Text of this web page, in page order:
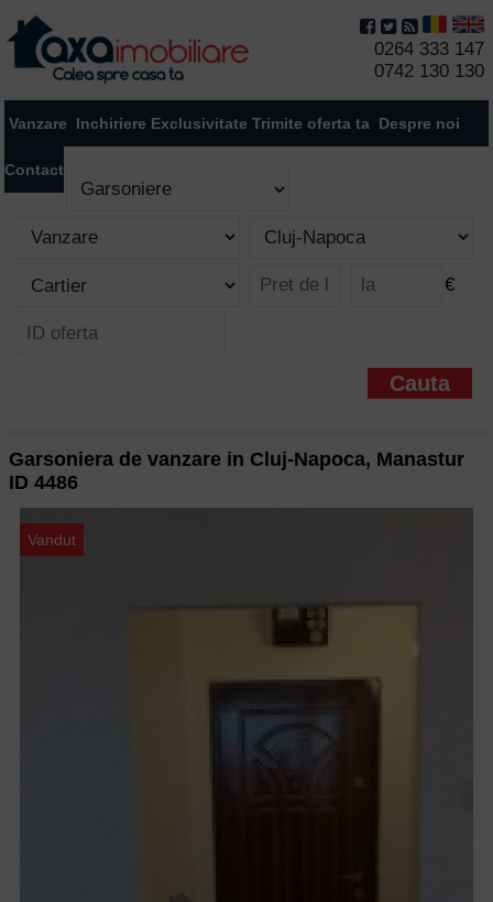
0264 333 147
0742 130 130
Vanzare Inchiriere Exclusivitate Trimite oferta ta Despre noi
Contact
€
Garsoniera de vanzare in Cluj-Napoca, Manastur
ID 4486
Vandut